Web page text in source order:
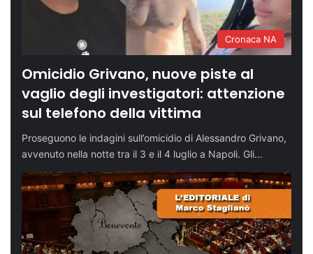
Cronaca NA
Omicidio Grivano, nuove piste al
vaglio degli investigatori: attenzione
sul telefono della vittima
Proseguono le indagini sull’omicidio di Alessandro Grivano,
avvenuto nella notte tra il 3 e il 4 luglio a Napoli. Gli…